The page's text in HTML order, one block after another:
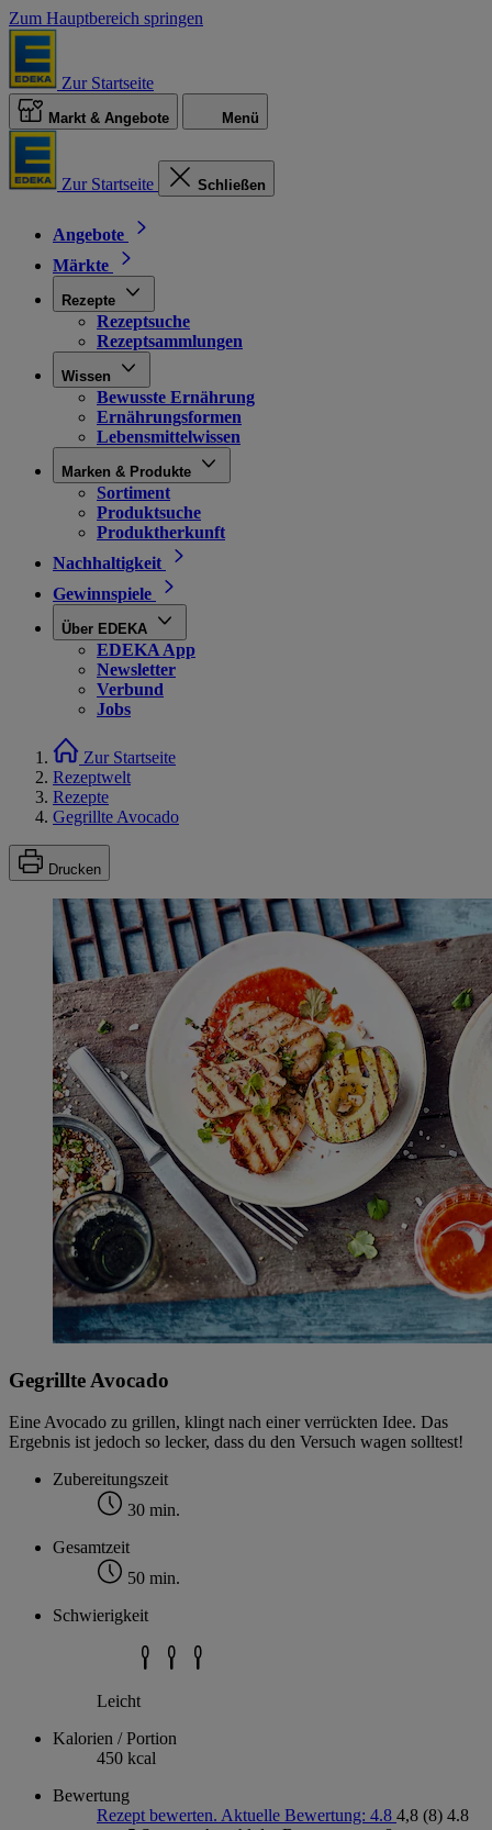
Zum Hauptbereich springen
Zur Startseite
Markt & Angebote Menü
Zur Startseite Schließen
Angebote
Märkte
Rezepte
Rezeptsuche
Rezeptsammlungen
Wissen
Bewusste Ernährung
Ernährungsformen
Lebensmittelwissen
Marken & Produkte
Sortiment
Produktsuche
Produktherkunft
Nachhaltigkeit
Gewinnspiele
Über EDEKA
EDEKA App
Newsletter
Verbund
Jobs
Zur Startseite
Rezeptwelt
Rezepte
Gegrillte Avocado
Drucken
Gegrillte Avocado
Eine Avocado zu grillen, klingt nach einer verrückten Idee. Das
Ergebnis ist jedoch so lecker, dass du den Versuch wagen solltest!
Zubereitungszeit
30 min.
Gesamtzeit
50 min.
Schwierigkeit
Leicht
Kalorien / Portion
450 kcal
Bewertung
Rezept bewerten. Aktuelle Bewertung: 4.8 4,8 (8) 4.8